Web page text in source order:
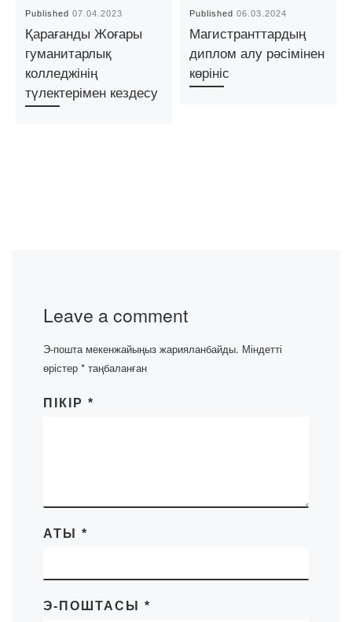
Published07.04.2023
Қарағанды Жоғары
гуманитарлық
колледжінің
түлектерімен кездесу
Published06.03.2024
Магистранттардың
диплом алу рәсімінен
көрініс
Leave a comment
Э-пошта мекенжайыңыз жарияланбайды. Міндетті
өрістер * таңбаланған
ПІКІР *
АТЫ *
Э-ПОШТАСЫ *